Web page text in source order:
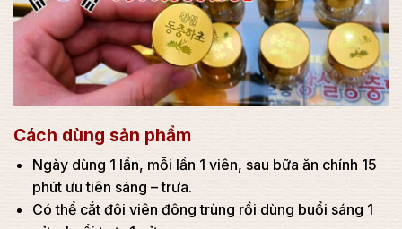
Cách dùng sản phẩm
Ngày dùng 1 lần, mỗi lần 1 viên, sau bữa ăn chính 15
phút ưu tiên sáng – trưa.
Có thể cắt đôi viên đông trùng rồi dùng buổi sáng 1